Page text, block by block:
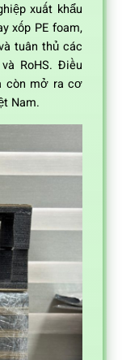
xuất khẩu
xốp PE foam,
tuân thủ các
RoHS. Điều
còn mở ra cơ
Nam.